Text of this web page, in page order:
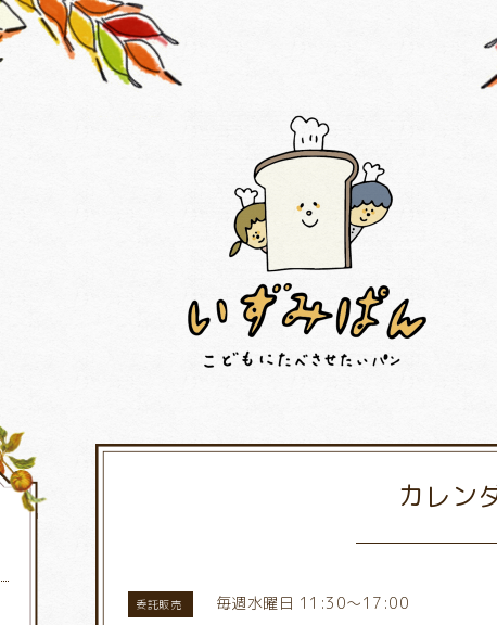
カレン
委託販売 毎週水曜日 11:30～17:00